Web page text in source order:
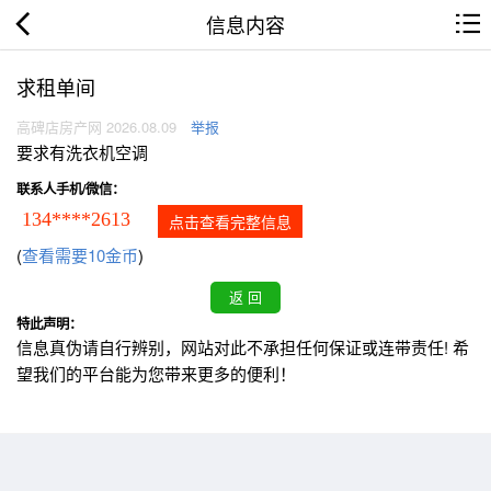
信息内容
求租单间
高碑店房产网 2026.08.09 举报
要求有洗衣机空调
联系人手机/微信：
134****2613 点击查看完整信息
(查看需要10金币)
特此声明：
信息真伪请自行辨别，网站对此不承担任何保证或连带责任! 希
望我们的平台能为您带来更多的便利！